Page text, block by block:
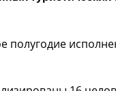
полугодие